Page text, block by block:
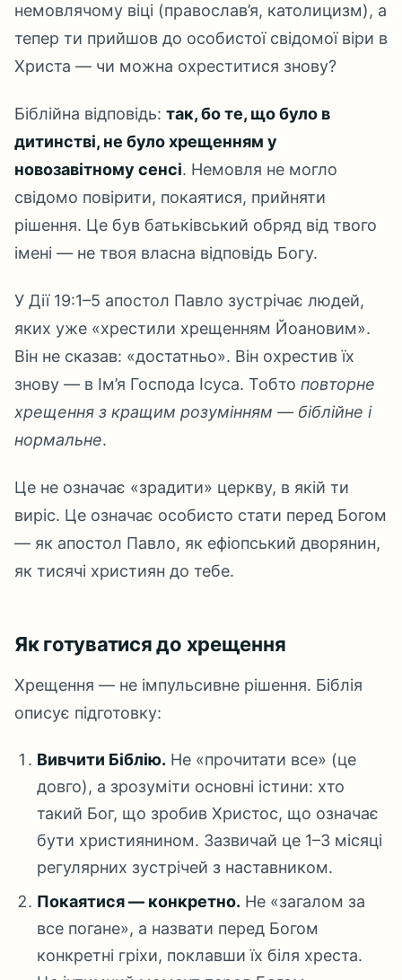
немовлячому віці (православ’я, католицизм), а
тепер ти прийшов до особистої свідомої віри в
Христа — чи можна охреститися знову?
Біблійна відповідь: так, бо те, що було в
дитинстві, не було хрещенням у
новозавітному сенсі. Немовля не могло
свідомо повірити, покаятися, прийняти
рішення. Це був батьківський обряд від твого
імені — не твоя власна відповідь Богу.
У Дії 19:1–5 апостол Павло зустрічає людей,
яких уже «хрестили хрещенням Йоановим».
Він не сказав: «достатньо». Він охрестив їх
знову — в Ім’я Господа Ісуса. Тобто повторне
хрещення з кращим розумінням — біблійне і
нормальне.
Це не означає «зрадити» церкву, в якій ти
виріс. Це означає особисто стати перед Богом
— як апостол Павло, як ефіопський дворянин,
як тисячі християн до тебе.
Як готуватися до хрещення
Хрещення — не імпульсивне рішення. Біблія
описує підготовку:
Вивчити Біблію. Не «прочитати все» (це
довго), а зрозуміти основні істини: хто
такий Бог, що зробив Христос, що означає
бути християнином. Зазвичай це 1–3 місяці
регулярних зустрічей з наставником.
Покаятися — конкретно. Не «загалом за
все погане», а назвати перед Богом
конкретні гріхи, поклавши їх біля хреста.